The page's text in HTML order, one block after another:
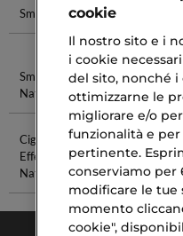
Smalto Bianco Colori Smalti
Smalto
Naturale
Pre Shampoo
Ciglia Finte
Effetto
Naturale
Olio
Dolci Corpo
cookie
Il nostro sito e i
i cookie
del sito, nonché i
ottimizzarne le
migliorare e/o
funzionalità e
pertinente.
conserviamo per
modificare le tue
momento
cookie",